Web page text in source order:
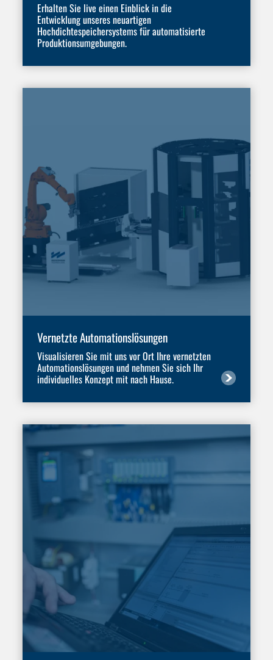
Erhalten Sie live einen Einblick in die
Entwicklung unseres neuartigen
Hochdichtespeichersystems für automatisierte
Produktionsumgebungen.
Vernetzte Automationslösungen
Visualisieren Sie mit uns vor Ort Ihre vernetzten
Automationslösungen und nehmen Sie sich Ihr
individuelles Konzept mit nach Hause.